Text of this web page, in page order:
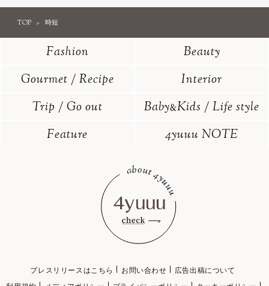
TOP 時短
Fashion
Beauty
Gourmet / Recipe
Interior
Trip / Go out
Baby&Kids / Life style
Feature
4yuuu NOTE
プレスリリースはこちら お問い合わせ
広告出稿について